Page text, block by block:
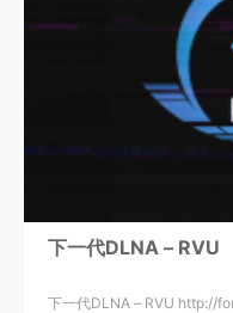
下一代DLNA – RVU
下一代DLNA – RVU http://